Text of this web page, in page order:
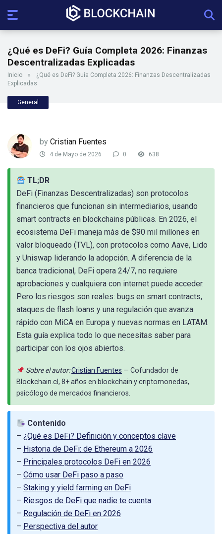
¿Qué es DeFi? Guía Completa 2026: Finanzas
Descentralizadas Explicadas
Inicio »
¿Qué es DeFi? Guía Completa 2026: Finanzas Descentralizadas
Explicadas
General
by Cristian Fuentes
4 de Mayo de 2026 0 638
TL;DR
DeFi (Finanzas Descentralizadas) son protocolos
financieros que funcionan sin intermediarios, usando
smart contracts en blockchains públicas. En 2026, el
ecosistema DeFi maneja más de $90 mil millones en
valor bloqueado (TVL), con protocolos como Aave, Lido
y Uniswap liderando la adopción. A diferencia de la
banca tradicional, DeFi opera 24/7, no requiere
aprobaciones y cualquiera con internet puede acceder.
Pero los riesgos son reales: bugs en smart contracts,
ataques de flash loans y una regulación que avanza
rápido con MiCA en Europa y nuevas normas en LATAM.
Esta guía explica todo lo que necesitas saber para
participar con los ojos abiertos.
Sobre el autor:Cristian Fuentes — Cofundador de
Blockchain.cl, 8+ años en blockchain y criptomonedas,
psicólogo de mercados financieros.
Contenido
– ¿Qué es DeFi? Definición y conceptos clave
– Historia de DeFi: de Ethereum a 2026
– Principales protocolos DeFi en 2026
– Cómo usar DeFi paso a paso
– Staking y yield farming en DeFi
– Riesgos de DeFi que nadie te cuenta
– Regulación de DeFi en 2026
– Perspectiva del autor